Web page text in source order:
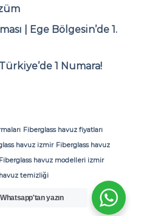
| Ege Bölgesin’de 1.
1 Numara!
Fiberglass havuz fiyatları
havuz izmir Fiberglass havuz
Fiberglass havuz modelleri izmir
temizliği
Whatsapp'tan yazın